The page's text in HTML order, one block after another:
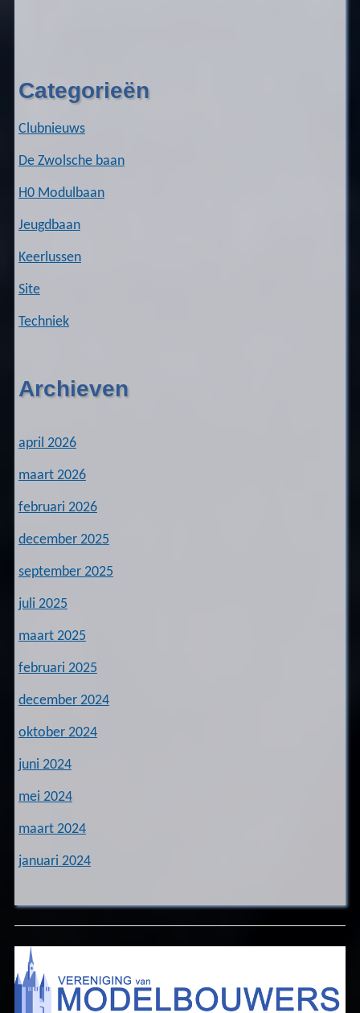
Categorieën
Clubnieuws
De Zwolsche baan
H0 Modulbaan
Jeugdbaan
Keerlussen
Site
Techniek
Archieven
april 2026
maart 2026
februari 2026
december 2025
september 2025
juli 2025
maart 2025
februari 2025
december 2024
oktober 2024
juni 2024
mei 2024
maart 2024
januari 2024